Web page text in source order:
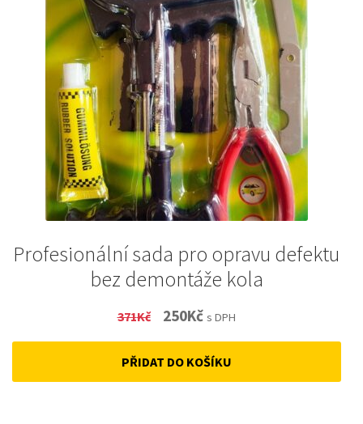
Profesionální sada pro opravu defektu
bez demontáže kola
371Kč
Original
price
was:
250KčCurrent
price
is:
s DPH
PŘIDAT DO KOŠÍKU